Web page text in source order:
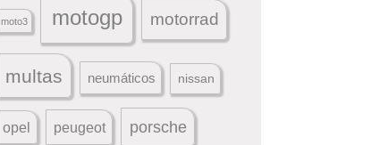
moto3 motogp motorrad
multas neumáticos nissan
opel peugeot porsche